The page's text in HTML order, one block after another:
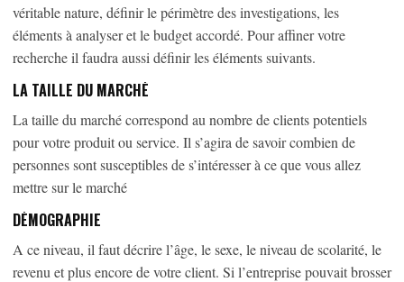
véritable nature, définir le périmètre des investigations, les
éléments à analyser et le budget accordé. Pour affiner votre
recherche il faudra aussi définir les éléments suivants.
LA TAILLE DU MARCHÉ
La taille du marché correspond au nombre de clients potentiels
pour votre produit ou service. Il s’agira de savoir combien de
personnes sont susceptibles de s’intéresser à ce que vous allez
mettre sur le marché
DÉMOGRAPHIE
A ce niveau, il faut décrire l’âge, le sexe, le niveau de scolarité, le
revenu et plus encore de votre client. Si l’entreprise pouvait brosser